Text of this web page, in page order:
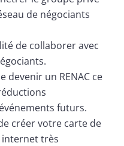
de négociants
de collaborer avec
devenir un RENAC ce
futurs.
créer votre carte de
très